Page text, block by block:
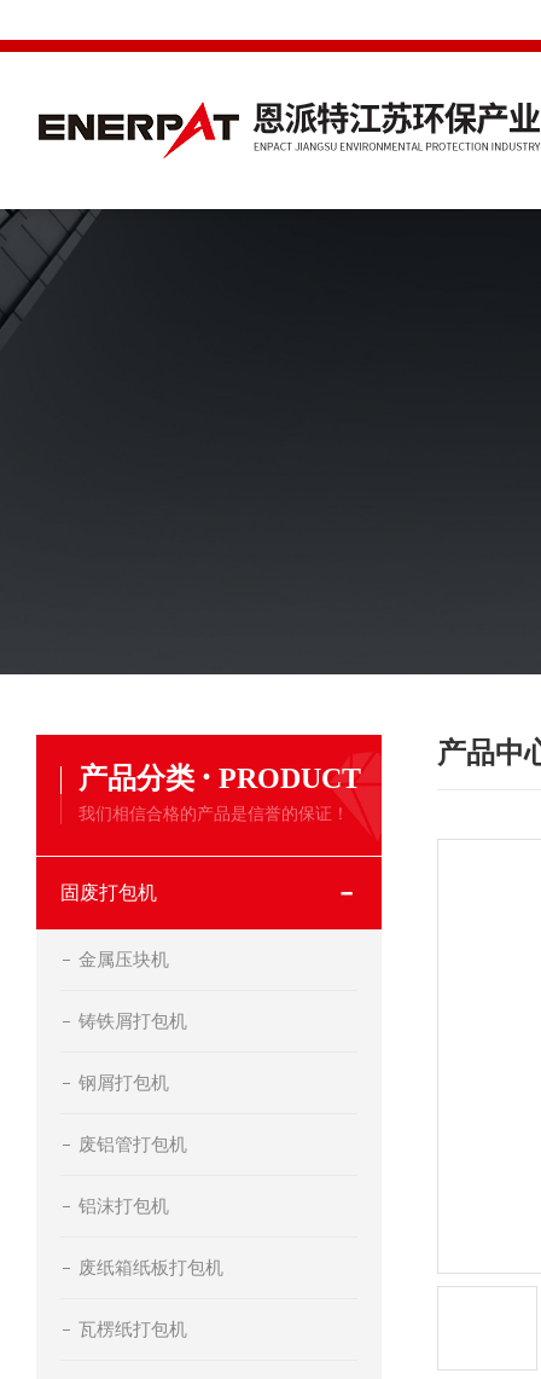
产品分类 · PRODUCT
我们相信合格的产品是信誉的保证！
固废打包机
金属压块机
铸铁屑打包机
钢屑打包机
废铝管打包机
铝沫打包机
废纸箱纸板打包机
瓦楞纸打包机
产品中